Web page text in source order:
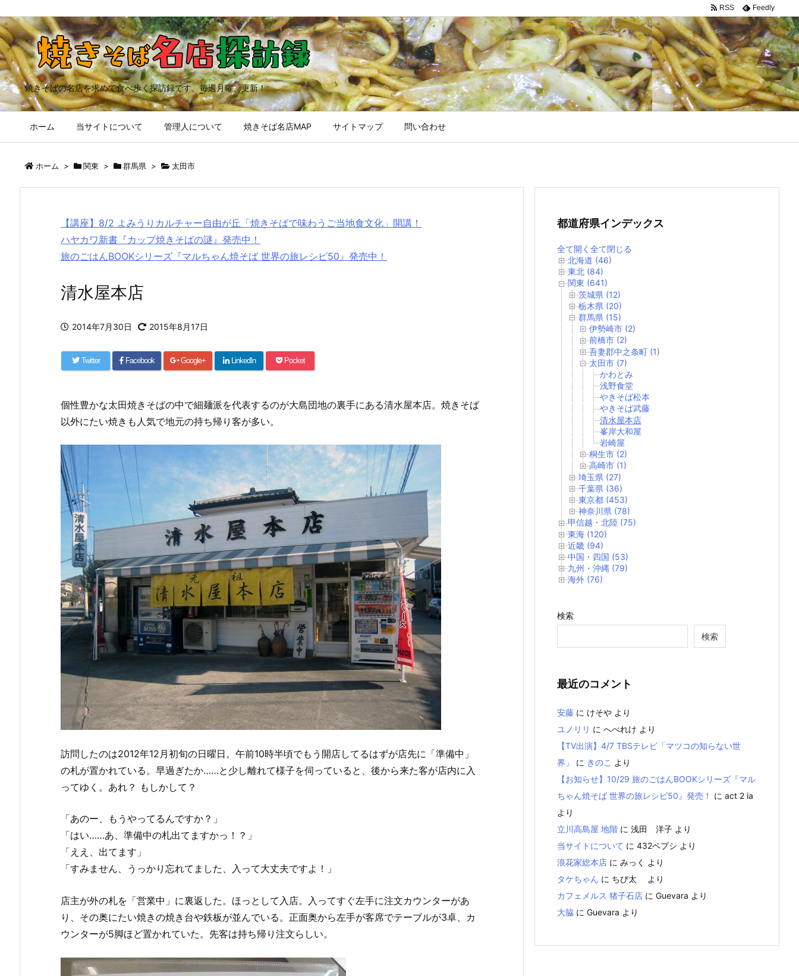
焼きそばの名店を求めて食べ歩く探訪録です。毎週月曜、更新！
ホーム 当サイトについて 管理人について 焼きそば名店MAP サイトマップ 問い合わせ
RSS Feedly
ホーム > 関東 > 群馬県 > 太田市
【講座】8/2 よみうりカルチャー自由が丘「焼きそばで味わうご当地食文化」開講！
ハヤカワ新書『カップ焼きそばの謎』発売中！
旅のごはんBOOKシリーズ『マルちゃん焼そば 世界の旅レシピ50』発売中！
清水屋本店
2014年7月30日 2015年8月17日
Twitter Facebook Google+ LinkedIn Pocket
個性豊かな太田焼きそばの中で細麺派を代表するのが大島団地の裏手にある清水屋本店。焼きそば
以外にたい焼きも人気で地元の持ち帰り客が多い。
訪問したのは2012年12月初旬の日曜日。午前10時半頃でもう開店してるはずが店先に「準備中」
の札が置かれている。早過ぎたか……と少し離れて様子を伺っていると、後から来た客が店内に入
ってゆく。あれ？ もしかして？
「あのー、もうやってるんですか？」
「はい……あ、準備中の札出てますかっ！？」
「ええ、出てます」
「すみません、うっかり忘れてました、入って大丈夫ですよ！」
店主が外の札を「営業中」に裏返した。ほっとして入店。入ってすぐ左手に注文カウンターがあ
り、その奥にたい焼きの焼き台や鉄板が並んでいる。正面奥から左手が客席でテーブルが3卓、カ
ウンターが5脚ほど置かれていた。先客は持ち帰り注文らしい。
都道府県インデックス
全て開く 全て閉じる
北海道 (46)
東北 (84)
関東 (641)
茨城県 (12)
栃木県 (20)
群馬県 (15)
伊勢崎市 (2)
前橋市 (2)
吾妻郡中之条町 (1)
太田市 (7)
かわとみ
浅野食堂
やきそば松本
やきそば武藤
清水屋本店
峯岸大和屋
岩崎屋
桐生市 (2)
高崎市 (1)
埼玉県 (27)
千葉県 (36)
東京都 (453)
神奈川県 (78)
甲信越・北陸 (75)
東海 (120)
近畿 (94)
中国・四国 (53)
九州・沖縄 (79)
海外 (76)
検索
検索
最近のコメント
安藤 に けそや より
ユノリリ に へべれけ より
【TV出演】4/7 TBSテレビ「マツコの知らない世
界」
に きのこ より
【お知らせ】10/29 旅のごはんBOOKシリーズ『マル
ちゃん焼そば 世界の旅レシピ50』発売！
に act 2 ia
より
立川高島屋 地階 に 浅田 洋子 より
当サイトについて に 432ペプシ より
浪花家総本店 に みっく より
タケちゃん に ちび太
より
カフェメルス 猪子石店 に Guevara より
大脇 に Guevara より